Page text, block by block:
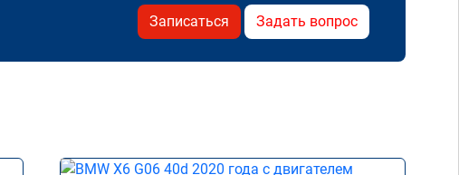
Записаться Задать вопрос